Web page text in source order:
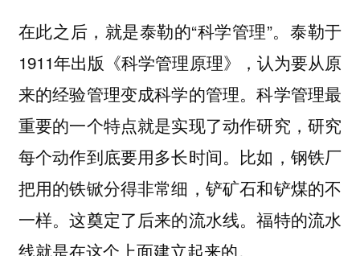
在此之后，就是泰勒的“科学管理”。泰勒于
1911年出版《科学管理原理》，认为要从原
来的经验管理变成科学的管理。科学管理最
重要的一个特点就是实现了动作研究，研究
每个动作到底要用多长时间。比如，钢铁厂
把用的铁锨分得非常细，铲矿石和铲煤的不
一样。这奠定了后来的流水线。福特的流水
线就是在这个上面建立起来的。